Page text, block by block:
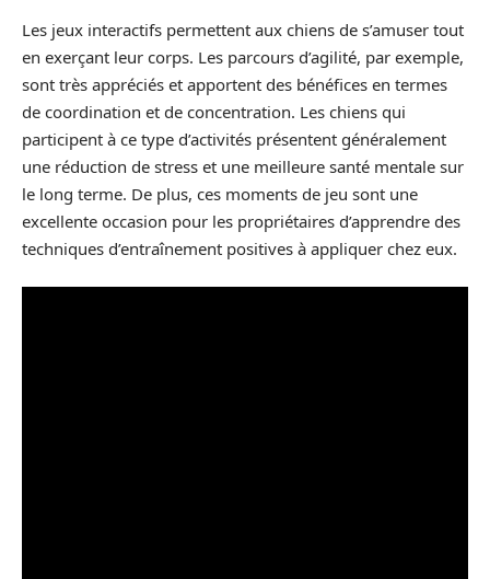
Les jeux interactifs permettent aux chiens de s’amuser tout
en exerçant leur corps. Les parcours d’agilité, par exemple,
sont très appréciés et apportent des bénéfices en termes
de coordination et de concentration. Les chiens qui
participent à ce type d’activités présentent généralement
une réduction de stress et une meilleure santé mentale sur
le long terme. De plus, ces moments de jeu sont une
excellente occasion pour les propriétaires d’apprendre des
techniques d’entraînement positives à appliquer chez eux.